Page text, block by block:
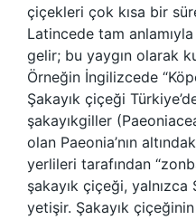
çiçekleri çok kısa bir
Latincede tam
gelir; bu yaygın olarak
Örneğin İngilizcede
Şakayık çiçeği
şakayıkgiller
olan Paeonia’nın
yerlileri tarafından
şakayık çiçeği, yalnızca
yetişir. Şakayık